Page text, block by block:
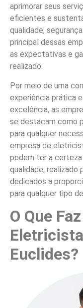
aprimorar seus
eficientes e
qualidade,
principal dessas
as expectativas e
realizado.
Por meio de uma
experiência prática
excelência, as
se destacam como
para qualquer
empresa de
podem ter a
qualidade, realizado
dedicados a
para qualquer tipo
O Que
Euclides?